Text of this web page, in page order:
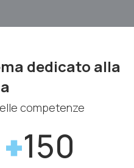
dedicato alla
competenze
150